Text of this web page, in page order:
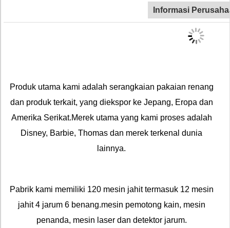
Informasi
Produk utama kami adalah serangkaian pakaian renang
dan produk terkait, yang diekspor ke Jepang, Eropa dan
Amerika Serikat.Merek utama yang kami proses adalah
Disney, Barbie, Thomas dan merek terkenal dunia
lainnya.
Pabrik kami memiliki 120 mesin jahit termasuk 12 mesin
jahit 4 jarum 6 benang.mesin pemotong kain, mesin
penanda, mesin laser dan detektor jarum.